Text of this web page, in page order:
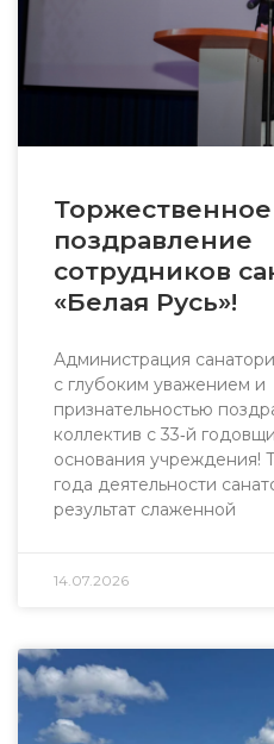
Торжественное
поздравление
сотрудников
«Белая Русь»!
Администрация
с глубоким уважением и
признательностью
коллектив с 33‑й
основания учреждения!
года деятельности
результат слаженной
14.07.2026